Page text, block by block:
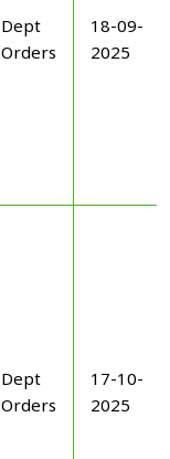
Dept
Orders
18-09-
2025
Dept
Orders
17-10-
2025